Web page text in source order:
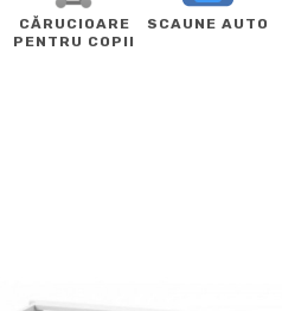
CĂRUCIOARE
PENTRU COPII
SCAUNE AUTO